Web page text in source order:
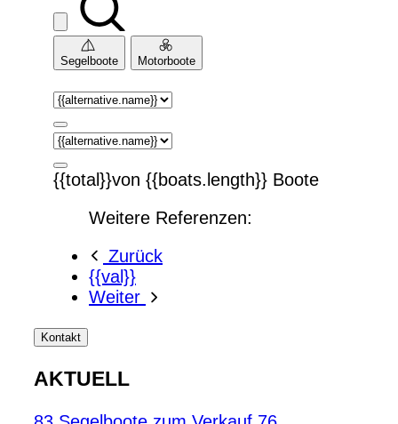
Segelboote Motorboote
{{total}}von {{boats.length}} Boote
Weitere Referenzen:
Zurück
{{val}}
Weiter
Kontakt
AKTUELL